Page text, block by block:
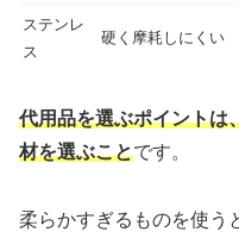
ステンレ
ス
硬く摩耗しにくい
代用品を選ぶポイントは
材を選ぶことです。
柔らかすぎるものを使う